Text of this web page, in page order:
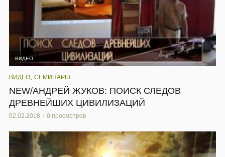
ВИДЕО
ВИДЕО СЕМИНАРЫ
NEW/АНДРЕЙ ЖУКОВ: ПОИСК СЛЕДОВ
ДРЕВНЕЙШИХ ЦИВИЛИЗАЦИЙ
02.02.2018 0 просмотров